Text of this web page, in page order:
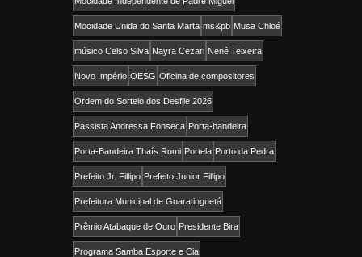
Mocidade Unida do Santa Marta ms&pb Musa Chloé
músico Celso Silva Nayra Cezari Nenê Teixeira
Novo Império OESG Oficina de compositores
Ordem do Sorteio dos Desfile 2026
Passista Andressa Fonseca Porta-bandeira
Porta-Bandeira Thaís Romi Portela Porto da Pedra
Prefeito Jr. Fillipo Prefeito Junior Fillipo
Prefeitura Municipal de Guaratinguetá
Prêmio Atabaque de Ouro Presidente Bira
Programa Samba Esporte e Cia